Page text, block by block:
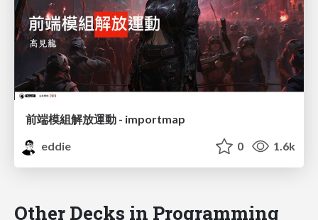
前端模組解放運動 - importmap
eddie
0 1.6k
Other Decks in Programming